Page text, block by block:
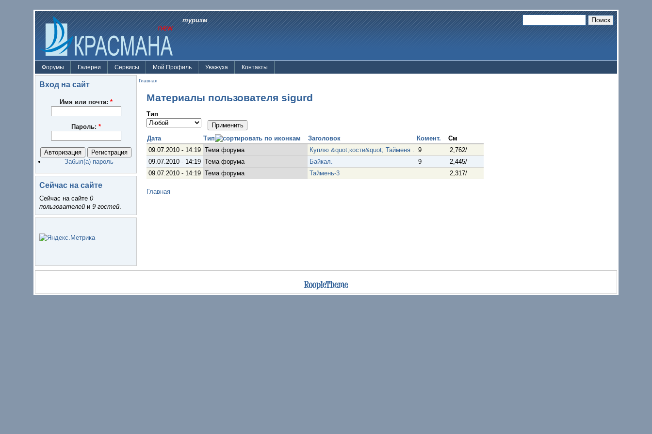
туризм
Форумы Галереи Сервисы Мой Профиль Уважуха Контакты
Вход на сайт
Имя или почта: *
Пароль: *
Забыл(а) пароль
Сейчас на сайте
Сейчас на сайте 0
пользователей и 9 гостей
Главная
Материалы пользователя sigurd
Тип
Дата Тип Заголовок Комент.
См
09.07.2010 - 14:19 Тема форума Куплю &quot;кости&quot; Тайменя . 9
2,762/
09.07.2010 - 14:19 Тема форума Байкал. 9
2,445/
09.07.2010 - 14:19 Тема форума Таймень-3 2,317/
Главная